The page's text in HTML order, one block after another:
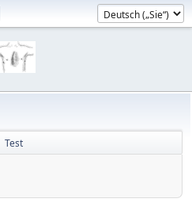
Test